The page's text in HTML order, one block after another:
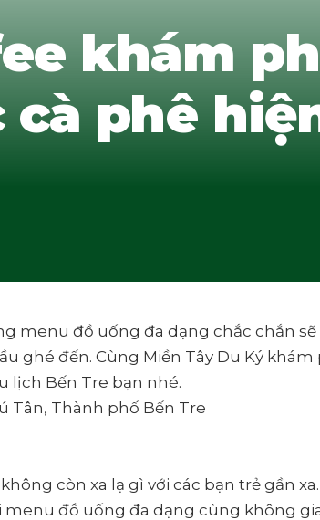
khám
phê
menu đồ uống đa dạng chắc chắn sẽ
ghé đến. Cùng Miền Tây Du Ký khám
lịch Bến Tre bạn nhé.
Tân, Thành phố Bến Tre
còn xa lạ gì với các bạn trẻ gần xa.
menu đồ uống đa dạng cùng không